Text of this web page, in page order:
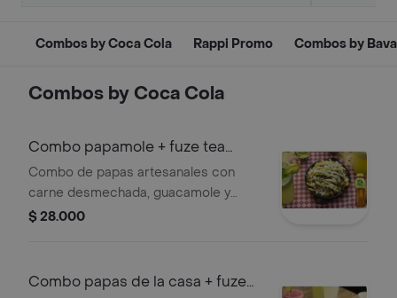
Combos by Coca Cola Rappi Promo Combos by
Combos by Coca Cola
Combo papamole + fuze tea
limón 400ml
Combo de papas artesanales con
carne desmechada, guacamole y
queso, acompañado de Fuze Tea
$ 28.000
Combo papas de la casa + fuze